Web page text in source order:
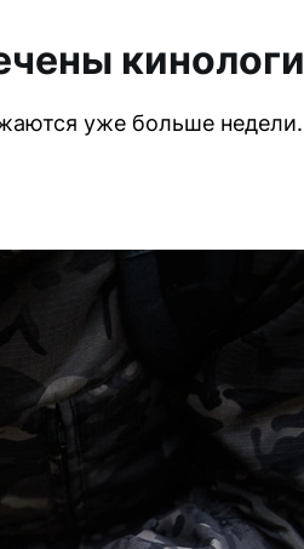
кинологи
уже больше недели.